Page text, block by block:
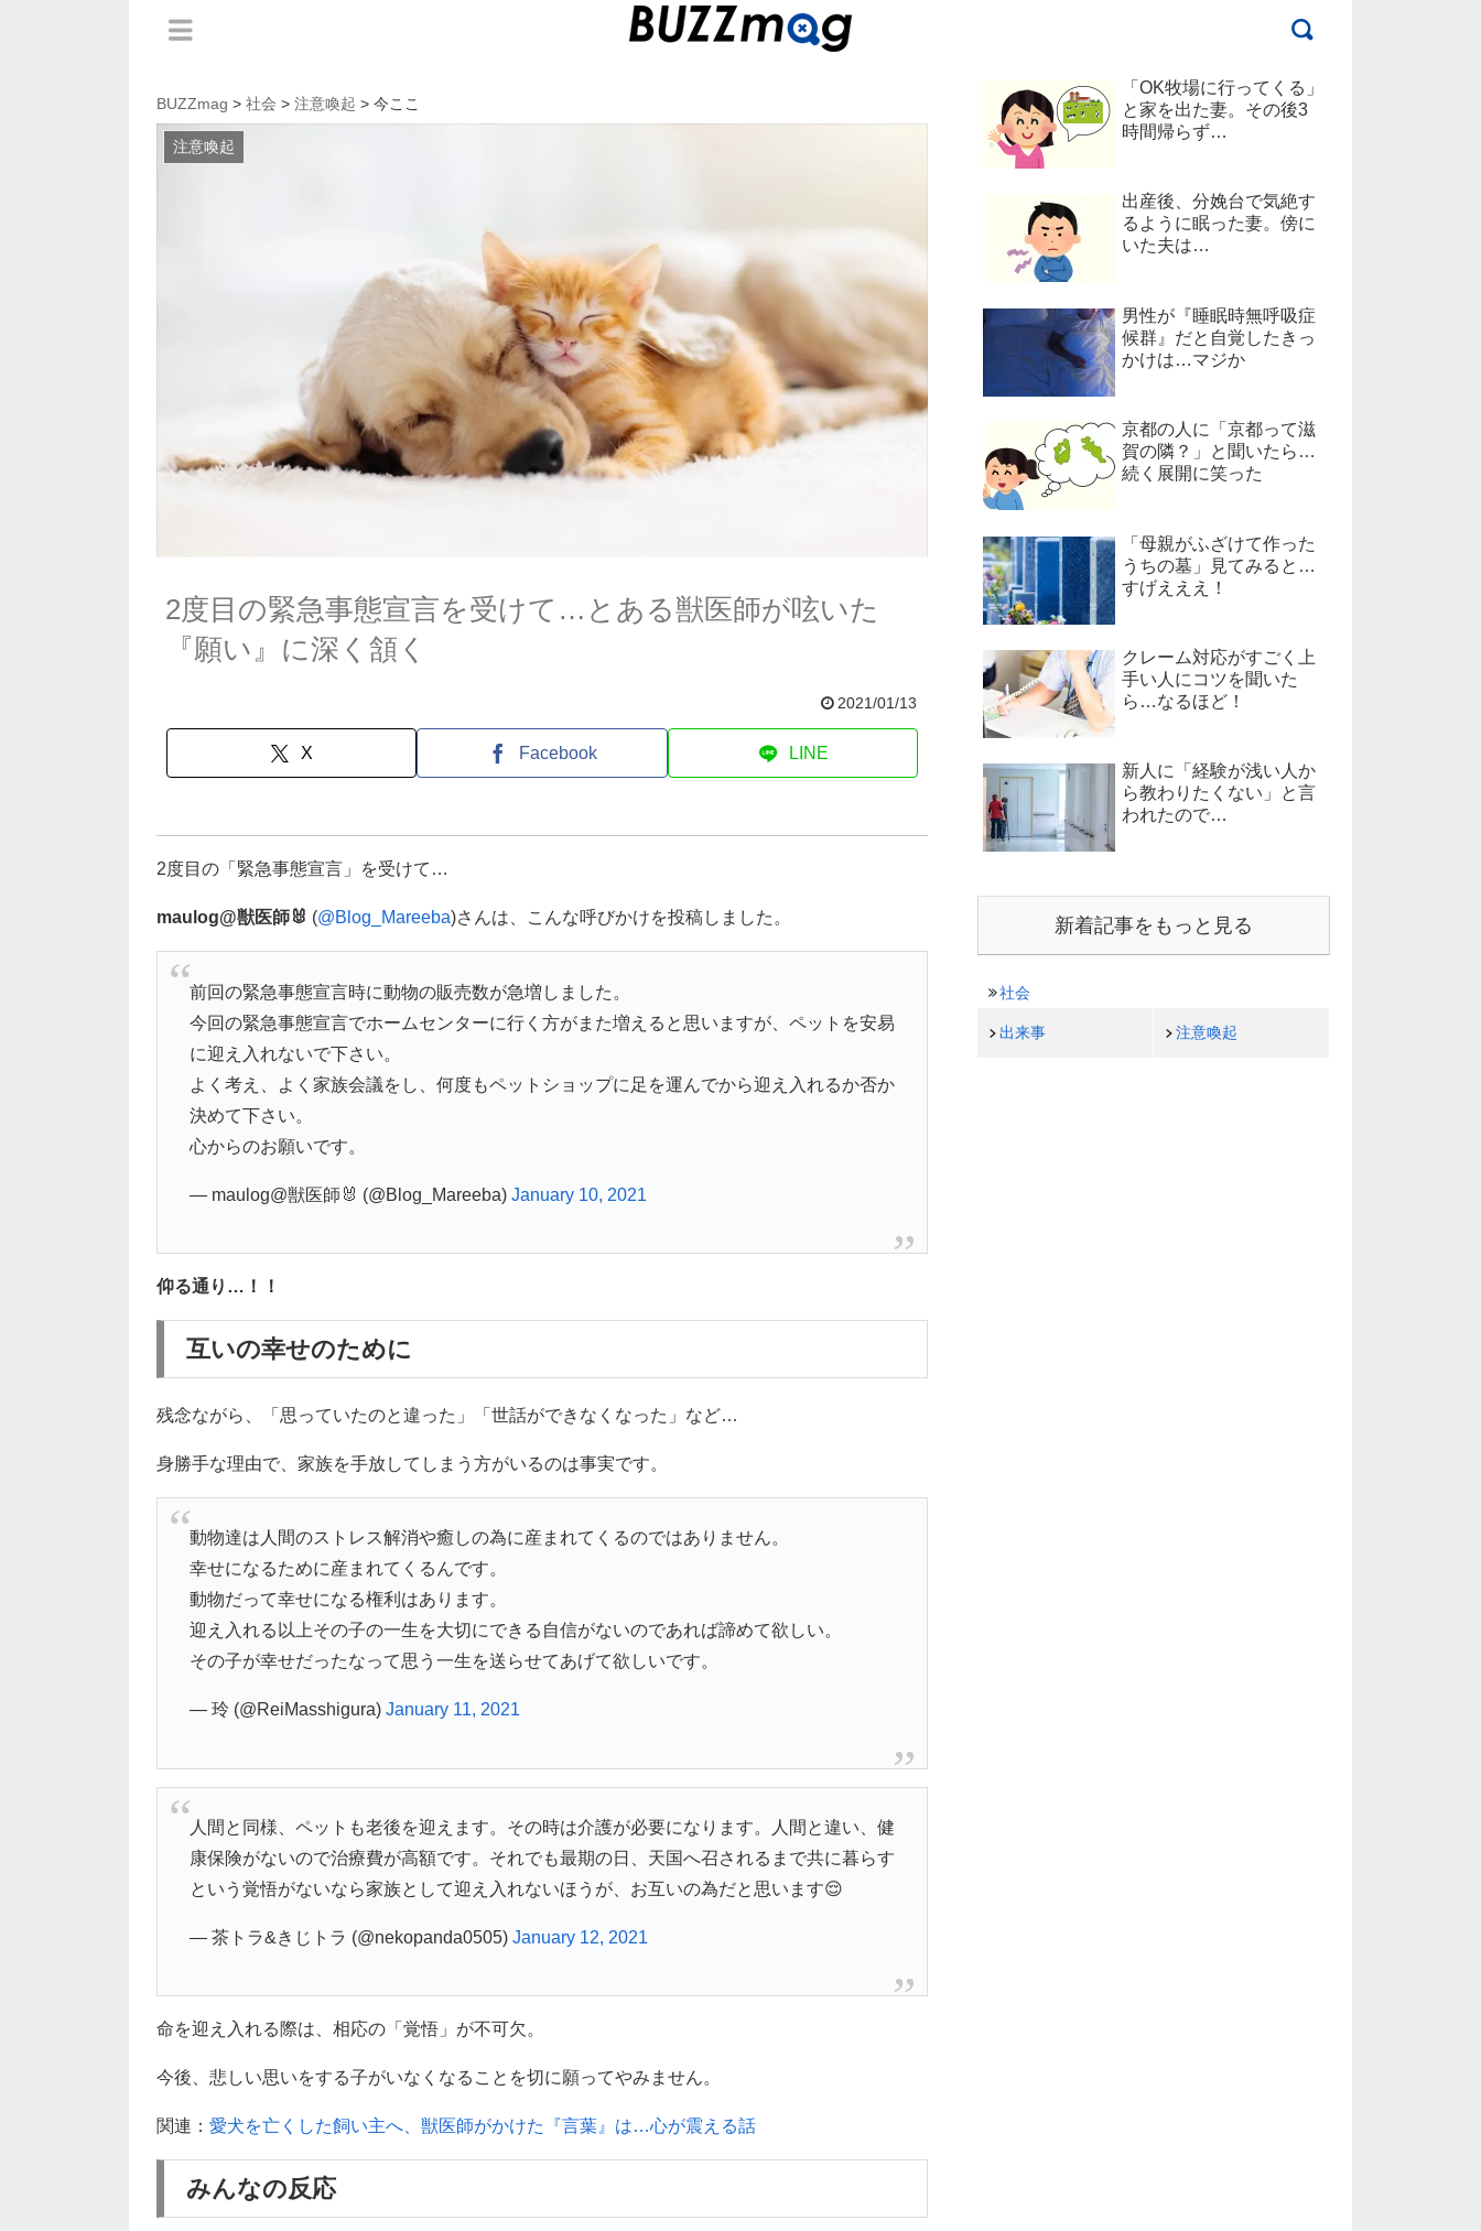
BUZZmag > 社会 > 注意喚起 > 今ここ
注意喚起
2度目の緊急事態宣言を受けて…とある獣医師が呟いた
『願い』に深く頷く
2021/01/13
X Facebook LINE
2度目の「緊急事態宣言」を受けて…
maulog@獣医師🐰 (@Blog_Mareeba)さんは、こんな呼びかけを投稿しました。
前回の緊急事態宣言時に動物の販売数が急増しました。
今回の緊急事態宣言でホームセンターに行く方がまた増えると思いますが、ペットを安易
に迎え入れないで下さい。
よく考え、よく家族会議をし、何度もペットショップに足を運んでから迎え入れるか否か
決めて下さい。
心からのお願いです。
— maulog@獣医師🐰 (@Blog_Mareeba) January 10, 2021
仰る通り…！！
互いの幸せのために
残念ながら、「思っていたのと違った」「世話ができなくなった」など…
身勝手な理由で、家族を手放してしまう方がいるのは事実です。
動物達は人間のストレス解消や癒しの為に産まれてくるのではありません。
幸せになるために産まれてくるんです。
動物だって幸せになる権利はあります。
迎え入れる以上その子の一生を大切にできる自信がないのであれば諦めて欲しい。
その子が幸せだったなって思う一生を送らせてあげて欲しいです。
— 玲 (@ReiMasshigura) January 11, 2021
人間と同様、ペットも老後を迎えます。その時は介護が必要になります。人間と違い、健
康保険がないので治療費が高額です。それでも最期の日、天国へ召されるまで共に暮らす
という覚悟がないなら家族として迎え入れないほうが、お互いの為だと思います😌
— 茶トラ&きじトラ (@nekopanda0505) January 12, 2021
命を迎え入れる際は、相応の「覚悟」が不可欠。
今後、悲しい思いをする子がいなくなることを切に願ってやみません。
関連： 愛犬を亡くした飼い主へ、獣医師がかけた『言葉』は…心が震える話
みんなの反応
「OK牧場に行ってくる」
と家を出た妻。その後3
時間帰らず…
出産後、分娩台で気絶す
るように眠った妻。傍に
いた夫は…
男性が『睡眠時無呼吸症
候群』だと自覚したきっ
かけは…マジか
京都の人に「京都って滋
賀の隣？」と聞いたら…
続く展開に笑った
「母親がふざけて作った
うちの墓」見てみると…
すげえええ！
クレーム対応がすごく上
手い人にコツを聞いた
ら…なるほど！
新人に「経験が浅い人か
ら教わりたくない」と言
われたので…
新着記事をもっと見る
社会
出来事 注意喚起